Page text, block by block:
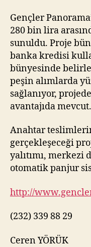
Gençler
280 bin lira
sunuldu. Proje
banka kredisi
bünyesinde
peşin alımlarda
sağlanıyor,
avantajıda mevcut.
Anahtar
gerçekleşeceği
yalıtımı, merkezi
otomatik panjur
http://
(232) 339 88 29
Ceren YÖRÜK